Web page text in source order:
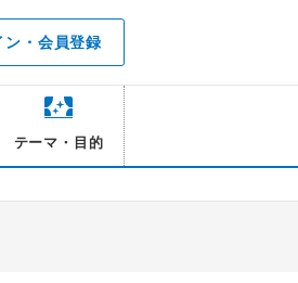
ン・会員登録
テーマ・目的